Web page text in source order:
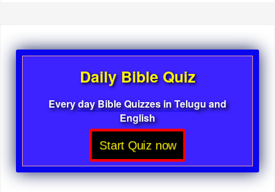
Daily Bible Quiz
Every day Bible Quizzes in Telugu and
English
Start Quiz now